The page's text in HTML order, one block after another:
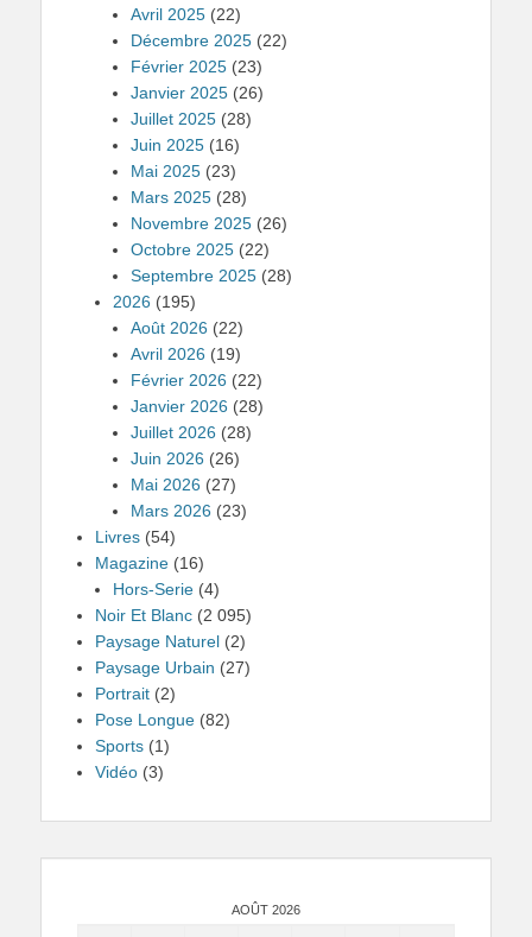
Avril 2025 (22)
Décembre 2025 (22)
Février 2025 (23)
Janvier 2025 (26)
Juillet 2025 (28)
Juin 2025 (16)
Mai 2025 (23)
Mars 2025 (28)
Novembre 2025 (26)
Octobre 2025 (22)
Septembre 2025 (28)
2026 (195)
Août 2026 (22)
Avril 2026 (19)
Février 2026 (22)
Janvier 2026 (28)
Juillet 2026 (28)
Juin 2026 (26)
Mai 2026 (27)
Mars 2026 (23)
Livres (54)
Magazine (16)
Hors-Serie (4)
Noir Et Blanc (2 095)
Paysage Naturel (2)
Paysage Urbain (27)
Portrait (2)
Pose Longue (82)
Sports (1)
Vidéo (3)
AOÛT 2026